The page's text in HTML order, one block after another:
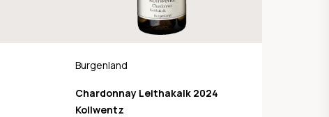
Burgenland
Chardonnay Leithakalk 2024
Kollwentz